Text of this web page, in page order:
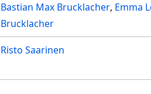
Bastian Max Brucklacher Emma
Brucklacher
Risto Saarinen